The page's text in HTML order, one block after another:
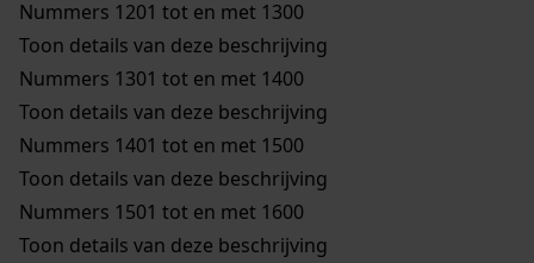
Nummers 1201 tot en met 1300
Toon details van deze beschrijving
Nummers 1301 tot en met 1400
Toon details van deze beschrijving
Nummers 1401 tot en met 1500
Toon details van deze beschrijving
Nummers 1501 tot en met 1600
Toon details van deze beschrijving